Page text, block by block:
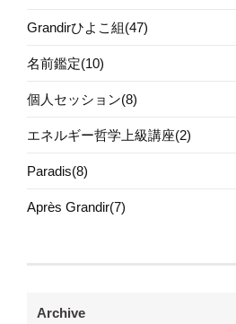
Grandirひよこ組(47)
名前鑑定(10)
個人セッション(8)
エネルギー哲学上級講座(2)
Paradis(8)
Après Grandir(7)
Archive